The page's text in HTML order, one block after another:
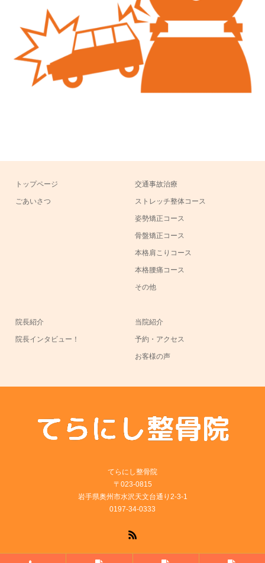
トップページ
ごあいさつ
交通事故治療
ストレッチ整体コース
姿勢矯正コース
骨盤矯正コース
本格肩こりコース
本格腰痛コース
その他
院長紹介
院長インタビュー！
当院紹介
予約・アクセス
お客様の声
てらにし整骨院
〒023-0815
岩手県奥州市水沢天文台通り2-3-1
0197-34-0333